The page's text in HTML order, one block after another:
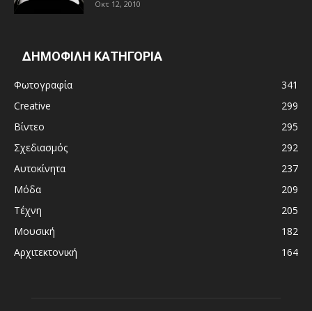
Οκτ 12, 2010
ΔΗΜΟΦΙΛΗ ΚΑΤΗΓΟΡΙΑ
Φωτογραφία
341
Creative
299
Βίντεο
295
Σχεδιασμός
292
Αυτοκίνητα
237
Μόδα
209
Τέχνη
205
Μουσική
182
Αρχιτεκτονική
164